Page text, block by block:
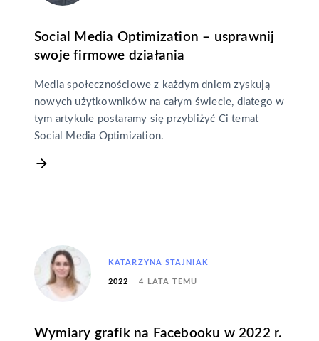
Social Media Optimization – usprawnij
swoje firmowe działania
Media społecznościowe z każdym dniem zyskują
nowych użytkowników na całym świecie, dlatego w
tym artykule postaramy się przybliżyć Ci temat
Social Media Optimization.
KATARZYNA STAJNIAK
2022 4 LATA TEMU
Wymiary grafik na Facebooku w 2022 r.